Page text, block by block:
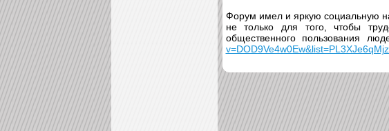
Форум имел и яркую социальную
не только для того, чтобы
общественного пользования